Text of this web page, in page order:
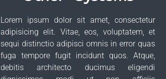
Lorem ipsum dolor sit amet, consectetur
adipisicing elit. Vitae, eos, voluptatem, et
sequi distinctio adipisci omnis in error quas
fuga tempore fugit incidunt quos. Atque,
debitis architecto ducimus eligendi